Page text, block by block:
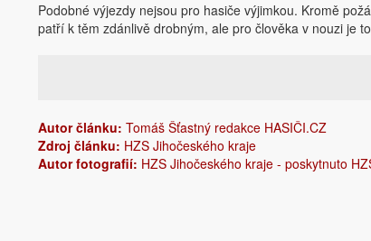
Podobné výjezdy nejsou pro hasiče výjimkou. Kromě
patří k těm zdánlivě drobným, ale pro člověka v nouzi je
Autor článku: Tomáš Šťastný redakce HASIČI.CZ
Zdroj článku: HZS Jihočeského kraje
Autor fotografií: HZS Jihočeského kraje - poskytnuto